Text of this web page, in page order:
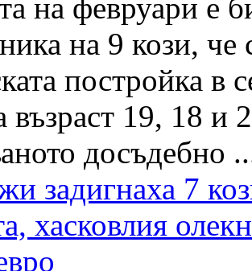
на февруари е
на 9 кози,
постройка в
19, 18 и
досъдебно